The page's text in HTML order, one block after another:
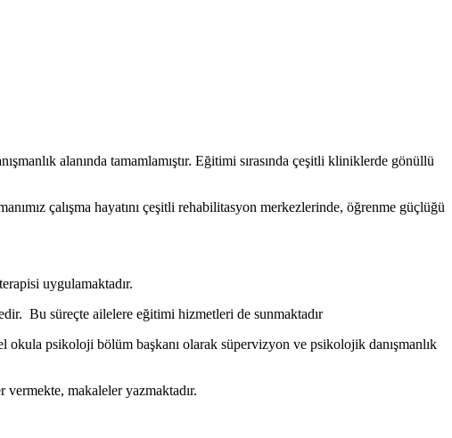
alanında tamamlamıştır. Eğitimi sırasında çeşitli kliniklerde gönüllü
çalışma hayatını çeşitli rehabilitasyon merkezlerinde, öğrenme güçlüğü
uygulamaktadır.
Bu süreçte ailelere eğitimi hizmetleri de sunmaktadır
okula psikoloji bölüm başkanı olarak süpervizyon ve psikolojik danışmanlık
makaleler yazmaktadır.